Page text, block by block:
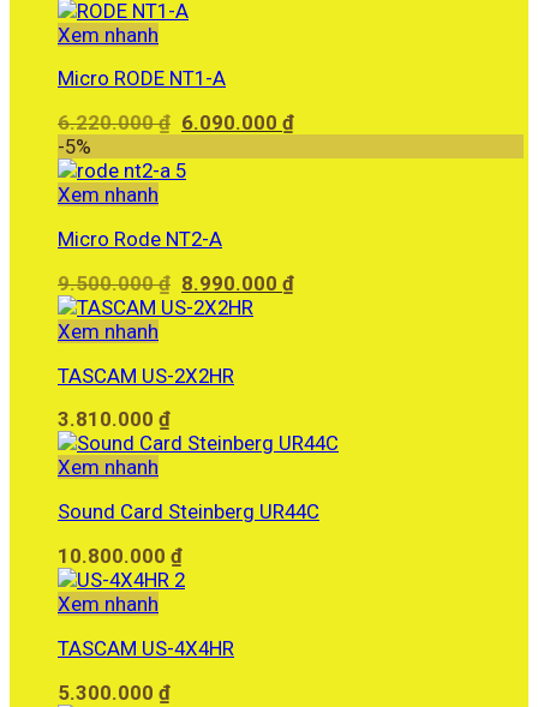
Xem nhanh
Micro RODE NT1-A
6.220.000₫ Giá
là:
6.090.000₫Giá
-5%
Xem nhanh
Micro Rode NT2-A
9.500.000₫ Giá
gốc
8.990.000₫Giá
Xem nhanh
TASCAM US-2X2HR
3.810.000 ₫
Xem nhanh
Sound Card Steinberg UR44C
10.800.000 ₫
Xem nhanh
TASCAM US-4X4HR
5.300.000 ₫